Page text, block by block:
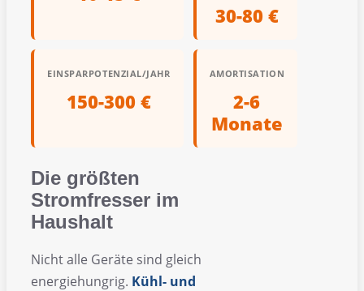
30-80 €
EINSPARPOTENZIAL/JAHR
150-300 €
AMORTISATION
2-6
Monate
Die größten
Stromfresser im
Haushalt
Nicht alle Geräte sind gleich
energiehungrig. Kühl- und